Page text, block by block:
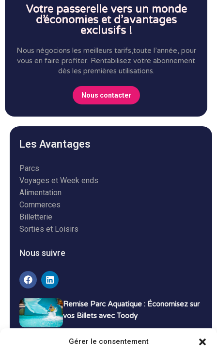
Gérer le consentement
Votre passerelle vers un monde
d’économies et d’avantages
exclusifs !
Nous négocions les meilleurs tarifs,toute l’année, pour
vous en faire profiter. Rentabilisez votre abonnement
dès les premières utilisations.
Nous contacter
Les Avantages
Parcs
Voyages et Week ends
Alimentation
Commerces
Billetterie
Sorties et Loisirs
Nous suivre
Remise Parc Aquatique : Économisez sur
vos Billets avec Toody